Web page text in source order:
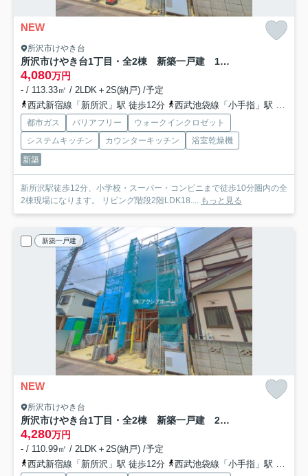
NEW
所沢市けやき台
所沢市けやき台1丁目・全2棟 新築一戸建 1号棟 ～3階建～
4,080万円
- / 113.33㎡ / 2LDK＋2S(納戸) /予定
西武新宿線「新所沢」駅 徒歩12分
西武池袋線「小手指」駅 徒歩21分
都市ガス バリアフリー
ウォークインクロゼット
システムキッチン
カウンターキッチン
浴室乾燥機
新築
新所沢駅徒歩12分、小学校・スーパー・コンビニまで徒歩10分圏内の全
2棟現場になります。 リビング階段2階LDK18.... もっと見る
新築一戸建
NEW
所沢市けやき台
所沢市けやき台1丁目・全2棟 新築一戸建 2号棟 ～3階建～
4,280万円
- / 110.99㎡ / 2LDK＋2S(納戸) /予定
西武新宿線「新所沢」駅 徒歩12分
西武池袋線「小手指」駅 徒歩21分